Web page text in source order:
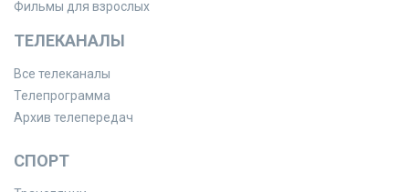
Фильмы для взрослых
ТЕЛЕКАНАЛЫ
Все телеканалы
Телепрограмма
Архив телепередач
СПОРТ